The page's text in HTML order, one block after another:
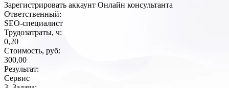
Зарегистрировать аккаунт Онлайн консультанта
Ответственный:
SEO-специалист
Трудозатраты, ч:
0,20
Стоимость, руб:
300,00
Результат:
Сервис